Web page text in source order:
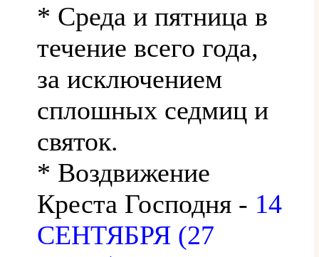
* Среда и пятница в
течение всего года,
за исключением
сплошных седмиц и
святок.
* Воздвижение
Креста Господня - 14
СЕНТЯБРЯ (27